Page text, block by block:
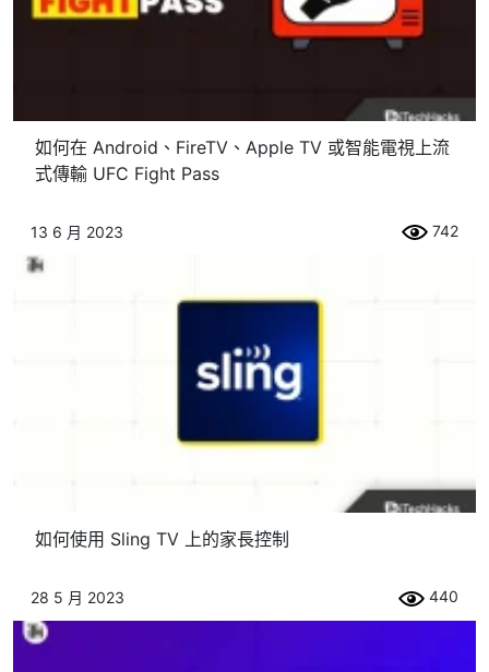
如何在 Android、FireTV、Apple TV 或智能電視上流
式傳輸 UFC Fight Pass
13 6 月 2023 742
如何使用 Sling TV 上的家長控制
28 5 月 2023 440